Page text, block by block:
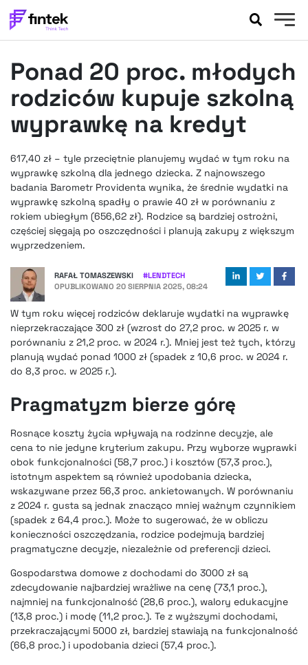
BANKOWOŚĆ
EVENTY
FELIETONY
WYWIADY
PODCASTY
FINTEKEXTRA
OKIEM EKSPERTA
Ponad 20 proc. młodych
rodziców kupuje szkolną
wyprawkę na kredyt
617,40 zł – tyle przeciętnie planujemy wydać w tym roku na
wyprawkę szkolną dla jednego dziecka. Z najnowszego
badania Barometr Providenta wynika, że średnie wydatki na
wyprawkę szkolną spadły o prawie 40 zł w porównaniu z
rokiem ubiegłym (656,62 zł). Rodzice są bardziej ostrożni,
częściej sięgają po oszczędności i planują zakupy z większym
wyprzedzeniem.
RAFAŁ TOMASZEWSKI #LENDTECH
OPUBLIKOWANO 20 SIERPNIA 2025, 08:24
W tym roku więcej rodziców deklaruje wydatki na wyprawkę
nieprzekraczające 300 zł (wzrost do 27,2 proc. w 2025 r. w
porównaniu z 21,2 proc. w 2024 r.). Mniej jest też tych, którzy
planują wydać ponad 1000 zł (spadek z 10,6 proc. w 2024 r.
do 8,3 proc. w 2025 r.).
Pragmatyzm bierze górę
Rosnące koszty życia wpływają na rodzinne decyzje, ale
cena to nie jedyne kryterium zakupu. Przy wyborze wyprawki
obok funkcjonalności (58,7 proc.) i kosztów (57,3 proc.),
istotnym aspektem są również upodobania dziecka,
wskazywane przez 56,3 proc. ankietowanych. W porównaniu
z 2024 r. gusta są jednak znacząco mniej ważnym czynnikiem
(spadek z 64,4 proc.). Może to sugerować, że w obliczu
konieczności oszczędzania, rodzice podejmują bardziej
pragmatyczne decyzje, niezależnie od preferencji dzieci.
Gospodarstwa domowe z dochodami do 3000 zł są
zdecydowanie najbardziej wrażliwe na cenę (73,1 proc.),
najmniej na funkcjonalność (28,6 proc.), walory edukacyjne
(13,8 proc.) i modę (11,2 proc.). Te z wyższymi dochodami,
przekraczającymi 5000 zł, bardziej stawiają na funkcjonalność
(66,8 proc.) i upodobania dzieci (57,4 proc.).